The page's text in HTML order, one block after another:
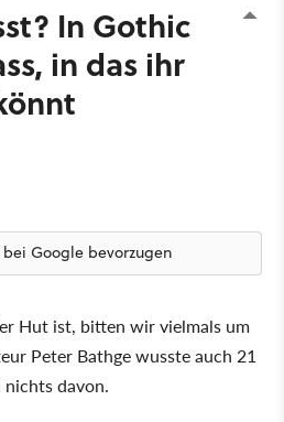
In Gothic
in das ihr
Google bevorzugen
Hut ist, bitten wir vielmals um
Peter Bathge wusste auch 21
nichts davon.